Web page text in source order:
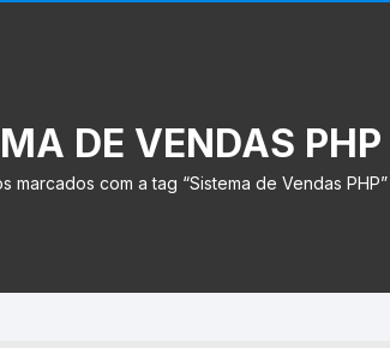
DE VENDAS PHP
marcados com a tag “Sistema de Vendas PHP”